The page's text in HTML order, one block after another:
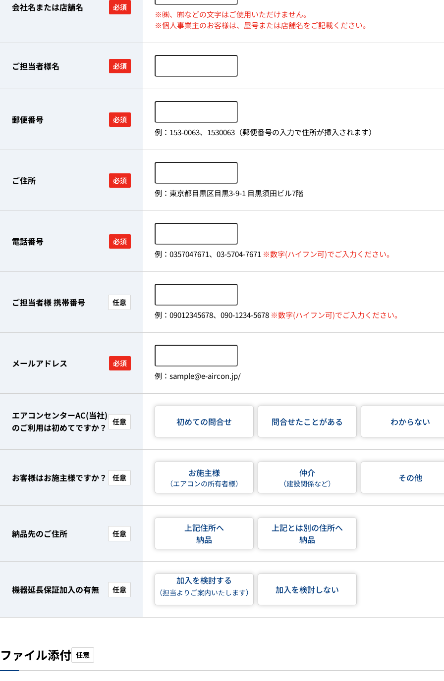
会社名または店舗名 必須
※㈱、㈲などの文字はご使用いただけません。
※個人事業主のお客様は、屋号または店舗名をご記載ください。
ご担当者様名 必須
郵便番号 必須
例：153-0063、1530063（郵便番号の入力で住所が挿入されます）
ご住所 必須
例：東京都目黒区目黒3-9-1 目黒須田ビル7階
電話番号 必須
例：0357047671、03-5704-7671 ※数字(ハイフン可)でご入力ください。
ご担当者様 携帯番号 任意
例：09012345678、090-1234-5678※数字(ハイフン可)でご入力ください。
メールアドレス 必須
例：sample@e-aircon.jp/
エアコンセンターAC(当社)
のご利用は初めてですか？
任意 初めての問合せ 問合せたことがある わからない
お客様はお施主様ですか？ 任意 お施主様
（エアコンの所有者様）
仲介
（建設関係など） その他
納品先のご住所 任意
上記住所へ
納品
上記とは別の住所へ
納品
機器延長保証加入の有無 任意
加入を検討する
（担当よりご案内いたします） 加入を検討しない
ファイル添付 任意